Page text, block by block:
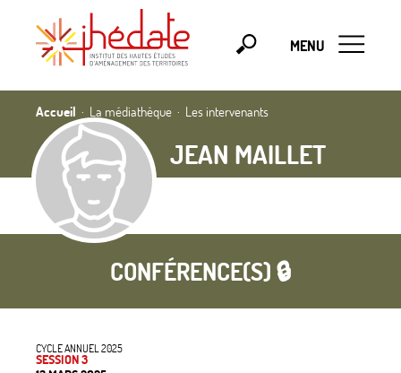
MENU
Accueil La médiathèque Les intervenants
JEAN MAILLET
CONFÉRENCE(S) 🔒
CYCLE ANNUEL 2025
SESSION 3